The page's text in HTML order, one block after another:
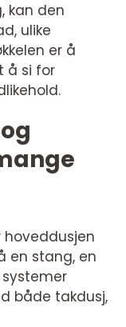
kan den
ulike
er å
å si for
hoveddusjen
en stang, en
både takdusj,